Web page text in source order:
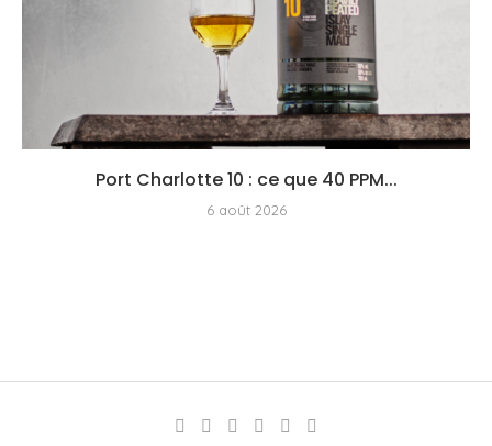
Port Charlotte 10 : ce que 40 PPM...
6 août 2026